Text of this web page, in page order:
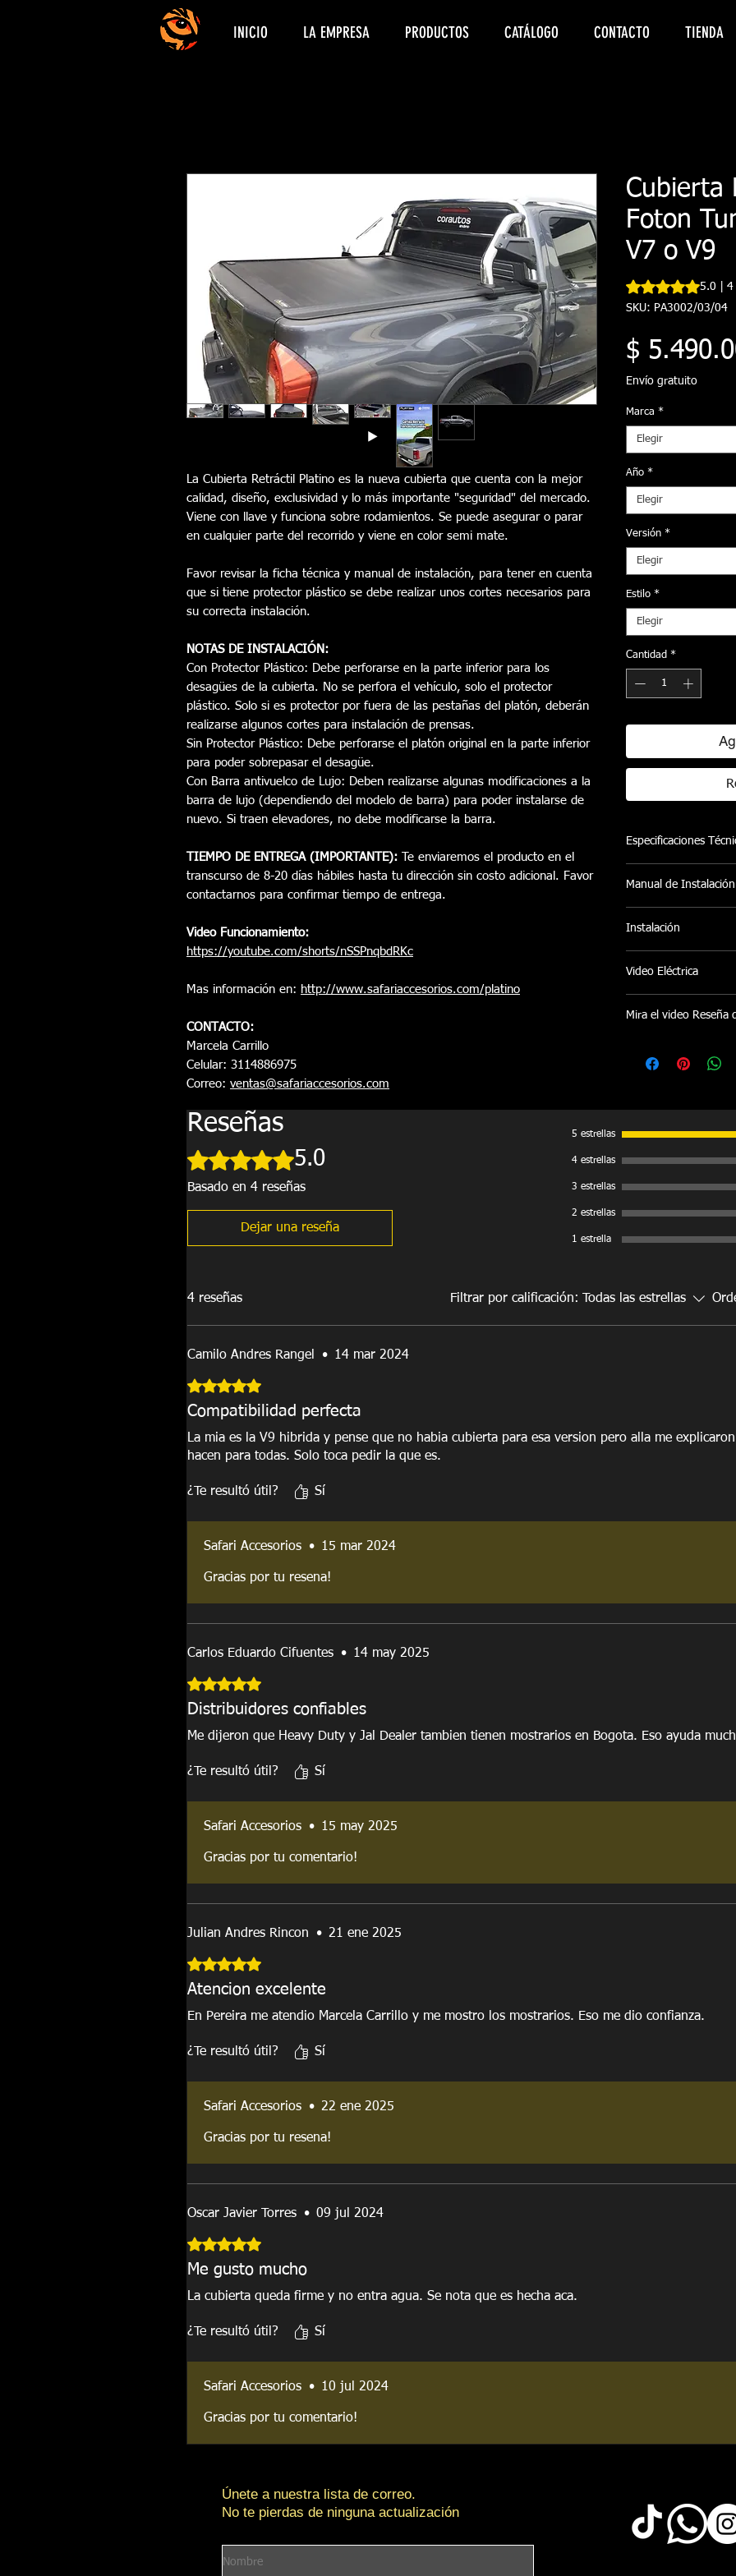
INICIO LA EMPRESA PRODUCTOS CATÁLOGO CONTACTO TIENDA
La Cubierta Retráctil Platino es la nueva cubierta que cuenta con la mejor
calidad, diseño, exclusividad y lo más importante "seguridad" del mercado.
Viene con llave y funciona sobre rodamientos. Se puede asegurar o parar
en cualquier parte del recorrido y viene en color semi mate.
Favor revisar la ficha técnica y manual de instalación, para tener en cuenta
que si tiene protector plástico se debe realizar unos cortes necesarios para
su correcta instalación.
NOTAS DE INSTALACIÓN:
Con Protector Plástico: Debe perforarse en la parte inferior para los
desagües de la cubierta. No se perfora el vehículo, solo el protector
plástico. Solo si es protector por fuera de las pestañas del platón, deberán
realizarse algunos cortes para instalación de prensas.
Sin Protector Plástico: Debe perforarse el platón original en la parte inferior
para poder sobrepasar el desagüe.
Con Barra antivuelco de Lujo: Deben realizarse algunas modificaciones a la
barra de lujo (dependiendo del modelo de barra) para poder instalarse de
nuevo. Si traen elevadores, no debe modificarse la barra.
TIEMPO DE ENTREGA (IMPORTANTE):
Te enviaremos el producto en el
transcurso de 8-20 días hábiles hasta tu dirección sin costo adicional. Favor
contactarnos para confirmar tiempo de entrega.
Video Funcionamiento:
https://youtube.com/shorts/nSSPnqbdRKc
Mas información en: http://www.safariaccesorios.com/platino
CONTACTO:
Marcela Carrillo
Celular: 3114886975
Correo: ventas@safariaccesorios.com
Cubierta
Foton
V7 o V9
Según 4 reseñas,
5.0 | 4
SKU: PA3002/03/04
$
Envío gratuito
Marca *
Elegir
Año *
Elegir
Versión *
Elegir
Estilo *
Elegir
Cantidad *
Especificaciones
pared conectada por
termoplástico
prueba de agua.
su funcionamiento.
- Chapa con llave
osición brindando
- Producto 100%
un estudio privado
aseguran la
- Sistema de
o herramientas
funcionamiento.
- Fabricantes
Manual de Instalación
Instalación
Pereira sin costo
instalaciones en
coordina bajo
Video Eléctrica
Mira el video Reseña
Reseñas
Obtuvo 5 de 5 estrellas.
5.0
Basado en 4 reseñas
Dejar una reseña
5 estrellas
4 estrellas
3 estrellas
2 estrellas
1 estrella
4 reseñas Filtrar por calificación: Todas las estrellas
Camilo Andres Rangel • 14 mar 2024
Obtuvo 5 de 5 estrellas.
Compatibilidad perfecta
La mia es la V9 hibrida y pense que no habia cubierta para esa version pero alla me
hacen para todas. Solo toca pedir la que es.
¿Te resultó útil? Sí
Safari Accesorios • 15 mar 2024
Gracias por tu resena!
Carlos Eduardo Cifuentes • 14 may 2025
Obtuvo 5 de 5 estrellas.
Distribuidores confiables
Me dijeron que Heavy Duty y Jal Dealer tambien tienen mostrarios en Bogota. Eso ayuda
¿Te resultó útil? Sí
Safari Accesorios • 15 may 2025
Gracias por tu comentario!
Julian Andres Rincon • 21 ene 2025
Obtuvo 5 de 5 estrellas.
Atencion excelente
En Pereira me atendio Marcela Carrillo y me mostro los mostrarios. Eso me dio confianza.
¿Te resultó útil? Sí
Safari Accesorios • 22 ene 2025
Gracias por tu resena!
Oscar Javier Torres • 09 jul 2024
Obtuvo 5 de 5 estrellas.
Me gusto mucho
La cubierta queda firme y no entra agua. Se nota que es hecha aca.
¿Te resultó útil? Sí
Safari Accesorios • 10 jul 2024
Gracias por tu comentario!
Únete a nuestra lista de correo.
No te pierdas de ninguna actualización